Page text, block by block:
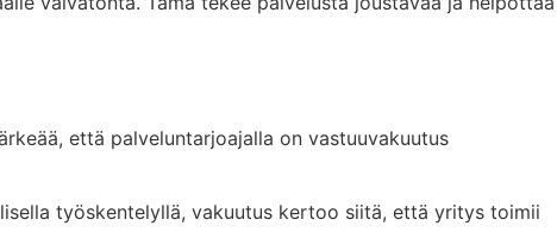
että palveluntarjoajalla on vastuuvakuutus
työskentelyllä, vakuutus kertoo siitä, että yritys toimii